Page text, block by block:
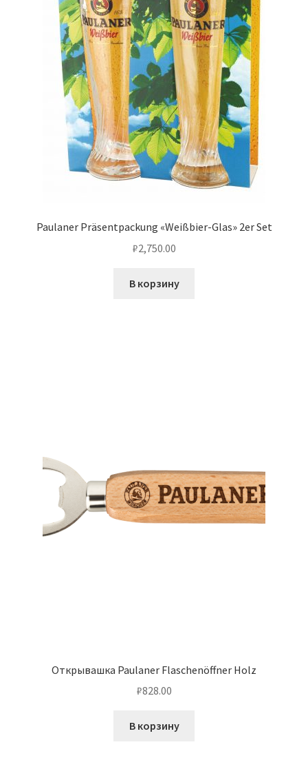
Paulaner Präsentpackung «Weißbier-Glas» 2er Set
₽2,750.00
В корзину
Открывашка Paulaner Flaschenöffner Holz
₽828.00
В корзину